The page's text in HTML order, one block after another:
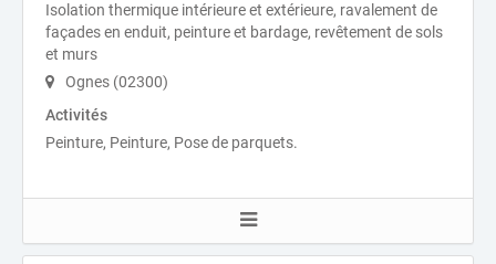
Isolation thermique intérieure et extérieure, ravalement de
façades en enduit, peinture et bardage, revêtement de sols
et murs
Ognes (02300)
Activités
Peinture, Peinture, Pose de parquets.